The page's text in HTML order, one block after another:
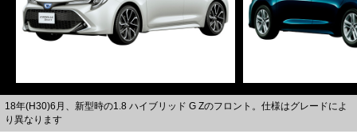
18年(H30)6月、新型時の1.8 ハイブリッド G Zのフロント。仕様はグレードによ
り異なります